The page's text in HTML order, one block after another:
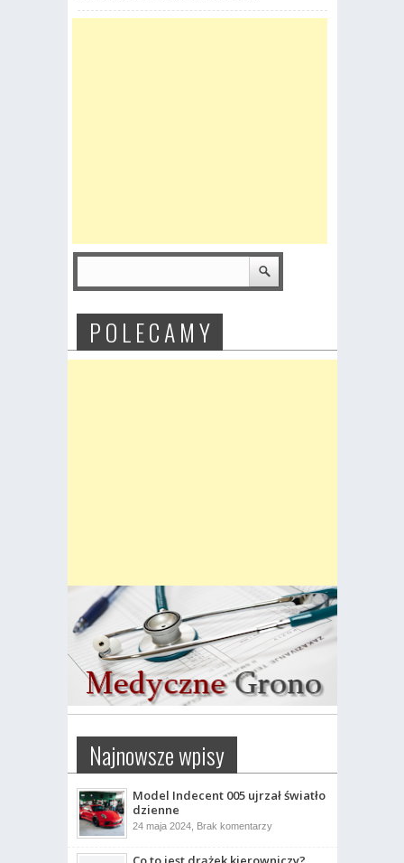
P O L E C A M Y
Najnowsze wpisy
Model Indecent 005 ujrzał światło
dzienne
24 maja 2024, Brak komentarzydo
005